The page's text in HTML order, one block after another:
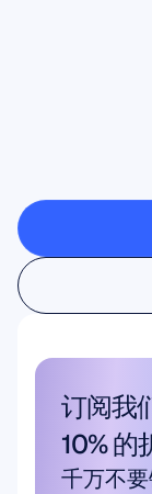
验
订阅我
10% 的
千万不